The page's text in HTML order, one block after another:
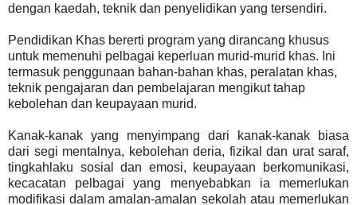
dengan kaedah, teknik dan penyelidikan yang tersendiri.
Pendidikan Khas bererti program yang dirancang khusus
untuk memenuhi pelbagai keperluan murid-murid khas. Ini
termasuk penggunaan bahan-bahan khas, peralatan khas,
teknik pengajaran dan pembelajaran mengikut tahap
kebolehan dan keupayaan murid.
Kanak-kanak yang menyimpang dari kanak-kanak biasa
dari segi mentalnya, kebolehan deria, fizikal dan urat saraf,
tingkahlaku sosial dan emosi, keupayaan berkomunikasi,
kecacatan pelbagai yang menyebabkan ia memerlukan
modifikasi dalam amalan-amalan sekolah atau memerlukan